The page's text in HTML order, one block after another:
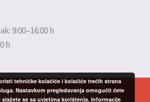
9:00–16:00 h
h
© 2026 Veleprodaja suvenira
tehničke kolačiće i kolačiće trećih strana
Nastavkom pregledavanja omogućit ćete
se sa uvjetima korištenja. Informacije